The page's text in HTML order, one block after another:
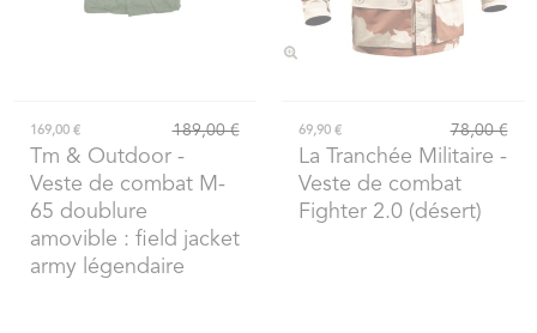
169,00 € 189,00 €
Tm & Outdoor-
Veste de combat M-
65 doublure
amovible : field jacket
army légendaire
69,90 € 78,00 €
La Tranchée Militaire -
Veste de combat
Fighter 2.0 (désert)